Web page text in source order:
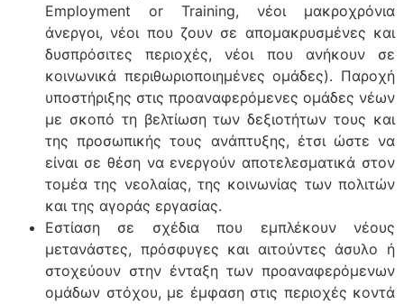
Employment or Training, νέοι μακροχρόνια
άνεργοι, νέοι που ζουν σε απομακρυσμένες και
δυσπρόσιτες περιοχές, νέοι που ανήκουν σε
κοινωνικά περιθωριοποιημένες ομάδες). Παροχή
υποστήριξης στις προαναφερόμενες ομάδες νέων
με σκοπό τη βελτίωση των δεξιοτήτων τους και
της προσωπικής τους ανάπτυξης, έτσι ώστε να
είναι σε θέση να ενεργούν αποτελεσματικά στον
τομέα της νεολαίας, της κοινωνίας των πολιτών
και της αγοράς εργασίας.
Εστίαση σε σχέδια που εμπλέκουν νέους
μετανάστες, πρόσφυγες και αιτούντες άσυλο ή
στοχεύουν στην ένταξη των προαναφερόμενων
ομάδων στόχου, με έμφαση στις περιοχές κοντά